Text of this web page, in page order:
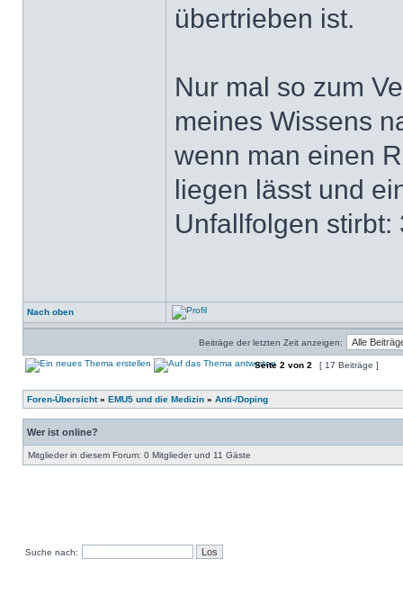
übertrieben ist.
Nur mal so zum
meines Wissens
wenn man einen
liegen lässt und
Unfallfolgen
Nach oben
Beiträge der letzten Zeit anzeigen:
Seite 2 von 2 [ 17 Beiträge ]
Foren-Übersicht» EMU5 und die Medizin » Anti-/Doping
Wer ist online?
Mitglieder in diesem Forum: 0 Mitglieder und 11 Gäste
Suche nach: